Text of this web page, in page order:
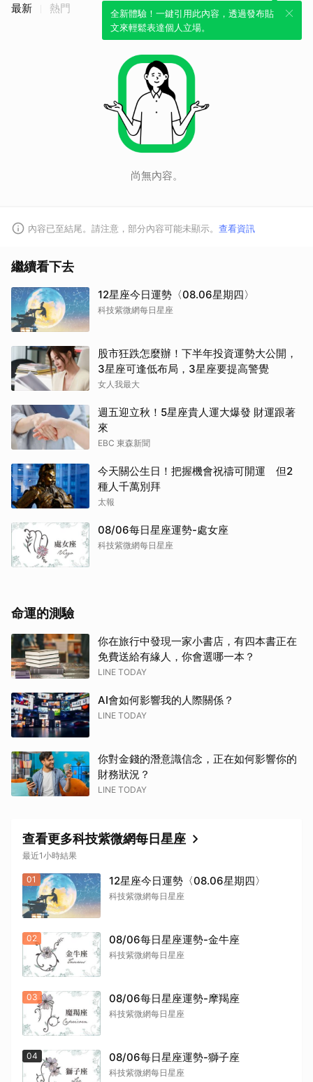
全新體驗！一鍵引用此內容，透過發布貼
文來輕鬆表達個人立場。
最新 熱門
尚無內容。
內容已至結尾。請注意，部分內容可能未顯示。 查看資訊
繼續看下去
12星座今日運勢〈08.06星期四〉
科技紫微網每日星座
股市狂跌怎麼辦！下半年投資運勢大公開，
3星座可逢低布局，3星座要提高警覺
女人我最大
週五迎立秋！5星座貴人運大爆發 財運跟著
來
EBC 東森新聞
今天關公生日！把握機會祝禱可開運 但2
種人千萬別拜
太報
08/06每日星座運勢-處女座
科技紫微網每日星座
命運的測驗
你在旅行中發現一家小書店，有四本書正在
免費送給有緣人，你會選哪一本？
LINE TODAY
AI會如何影響我的人際關係？
LINE TODAY
你對金錢的潛意識信念，正在如何影響你的
財務狀況？
LINE TODAY
查看更多科技紫微網每日星座
最近1小時結果
01 12星座今日運勢〈08.06星期四〉
科技紫微網每日星座
02 08/06每日星座運勢-金牛座
科技紫微網每日星座
03 08/06每日星座運勢-摩羯座
科技紫微網每日星座
04 08/06每日星座運勢-獅子座
科技紫微網每日星座
取消